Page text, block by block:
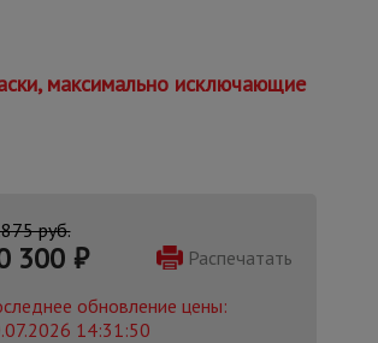
максимально исключающие
руб.
300 ₽
Распечатать
обновление цены:
14:31:50